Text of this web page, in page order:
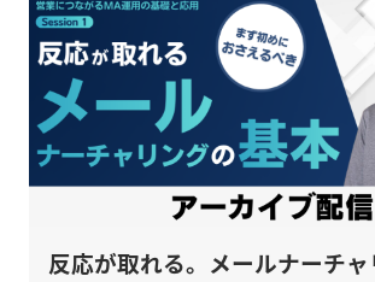
反応が取れる。メールナーチ